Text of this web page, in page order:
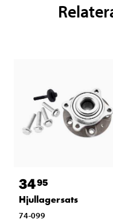
3495
Hjullagersats
74-099